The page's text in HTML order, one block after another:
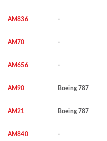
AM836 -
AM70 -
AM656 -
AM90 Boeing 787
AM21 Boeing 787
AM840 -